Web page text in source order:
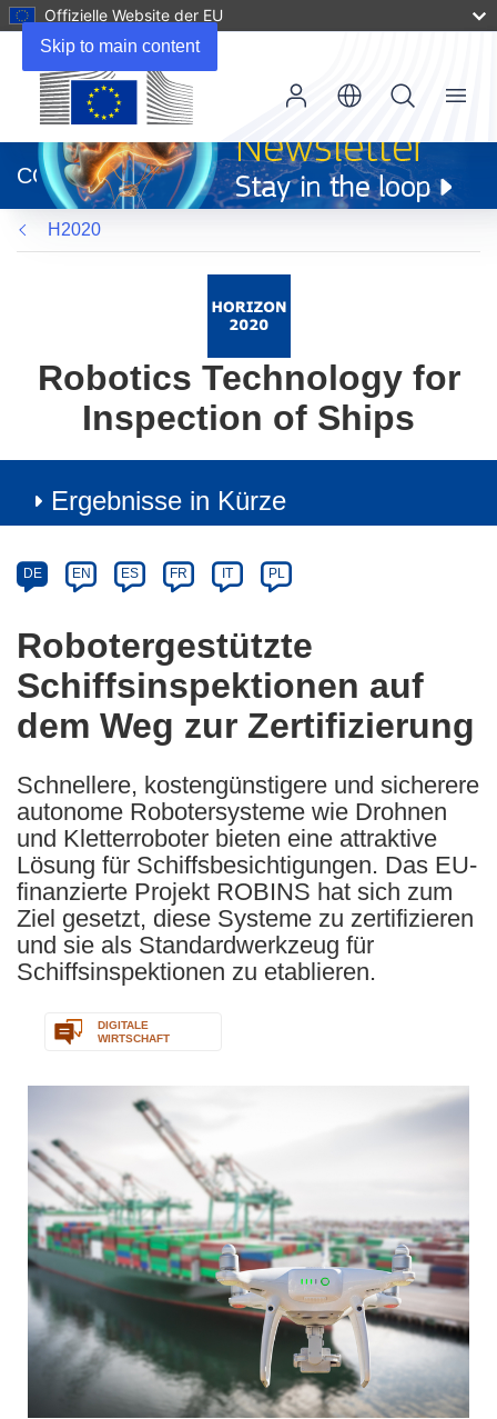
Skip to main content
Offizielle Website der EU
neuem
Fenster)
CORDIS
Menu
H2020
Robotics Technology for
Inspection of Ships
Ergebnisse in Kürze
Category
Article
available
the
following
languages:
DE EN ES FR IT PL
Robotergestützte
Schiffsinspektionen auf
dem Weg zur Zertifizierung
Schnellere, kostengünstigere und sicherere
autonome Robotersysteme wie Drohnen
und Kletterroboter bieten eine attraktive
Lösung für Schiffsbesichtigungen. Das EU-
finanzierte Projekt ROBINS hat sich zum
Ziel gesetzt, diese Systeme zu zertifizieren
und sie als Standardwerkzeug für
Schiffsinspektionen zu etablieren.
DIGITALE
WIRTSCHAFT